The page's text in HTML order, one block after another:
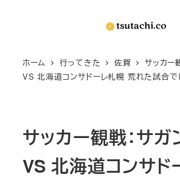
ホーム 行ってきた 佐賀
サッカー
VS 北海道コンサドーレ札幌 荒れた試合で
サッカー観戦：サガ
VS 北海道コンサド